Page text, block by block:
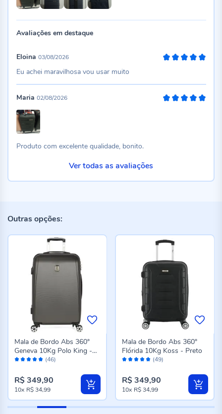
Avaliações em destaque
Eloina 03/08/2026
Eu achei maravilhosa vou usar muito
Maria 02/08/2026
Produto com excelente qualidade, bonito.
Ver todas as avaliações
Outras opções:
Avaliação: (46)
Mala de Bordo Abs 360°
Geneva 10Kg Polo King -
Grafite
R$ 349,90
10x R$ 34,99
Avaliação: (49)
Mala de Bordo Abs 360°
Flórida 10Kg Koss - Preto
R$ 349,90
10x R$ 34,99